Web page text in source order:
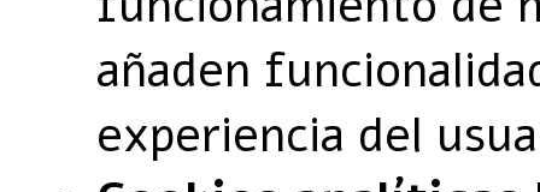
añaden
experiencia del